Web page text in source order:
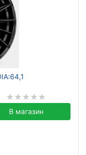
В магазин